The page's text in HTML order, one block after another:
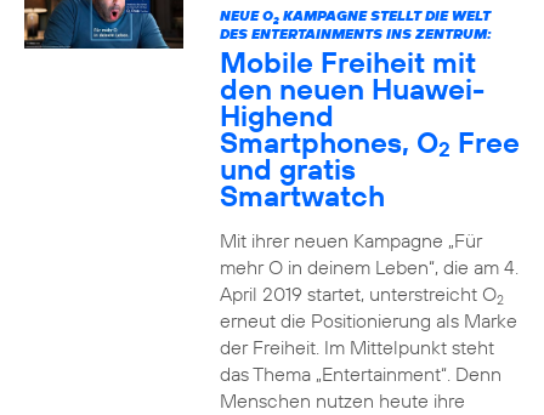
NEUE O2KAMPAGNE STELLT DIE WELT
DES ENTERTAINMENTS INS ZENTRUM:
Mobile Freiheit mit
den neuen Huawei-
Highend
Smartphones, O2 Free
und gratis
Smartwatch
Mit ihrer neuen Kampagne „Für
mehr O in deinem Leben“, die am 4.
April 2019 startet, unterstreicht O2
erneut die Positionierung als Marke
der Freiheit. Im Mittelpunkt steht
das Thema „Entertainment“. Denn
Menschen nutzen heute ihre